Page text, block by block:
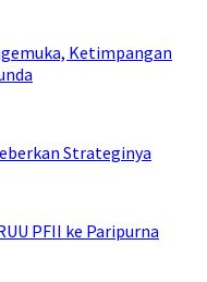
Ketimpangan
Strateginya
PFII ke Paripurna